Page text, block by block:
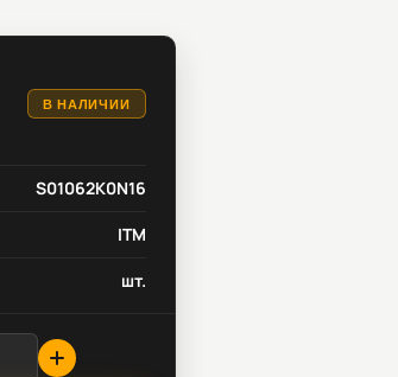
В НАЛИЧИИ
S01062K0N16
ITM
шт.